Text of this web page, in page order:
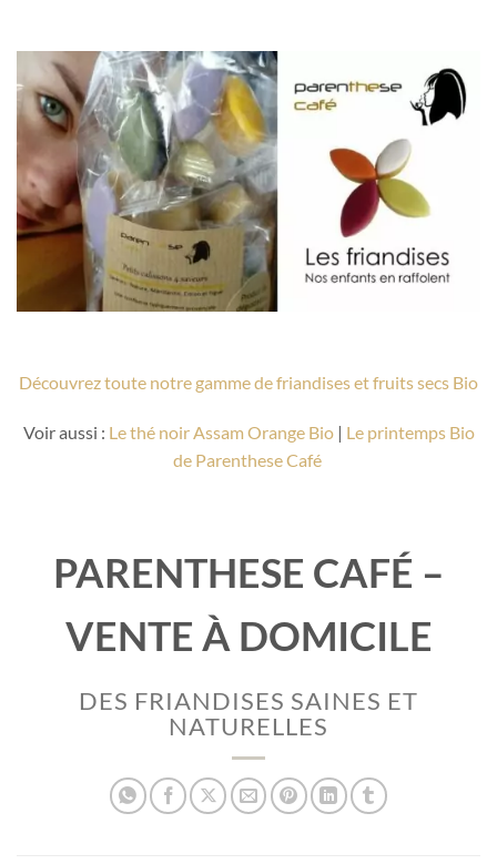
Découvrez toute notre gamme de friandises et fruits secs Bio
Voir aussi : Le thé noir Assam Orange Bio| Le printemps Bio
de Parenthese Café
PARENTHESE CAFÉ –
VENTE À DOMICILE
DES FRIANDISES SAINES ET
NATURELLES